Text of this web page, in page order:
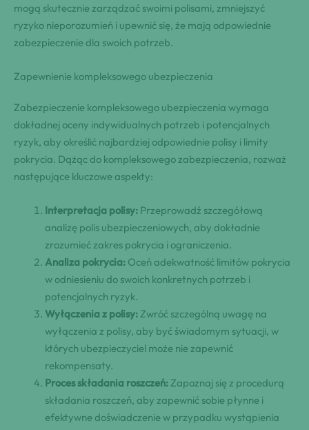
mogą skutecznie zarządzać swoimi polisami, zmniejszyć
ryzyko nieporozumień i upewnić się, że mają odpowiednie
zabezpieczenie dla swoich potrzeb.
Zapewnienie kompleksowego ubezpieczenia
Zabezpieczenie kompleksowego ubezpieczenia wymaga
dokładnej oceny indywidualnych potrzeb i potencjalnych
ryzyk, aby określić najbardziej odpowiednie polisy i limity
pokrycia. Dążąc do kompleksowego zabezpieczenia, rozważ
następujące kluczowe aspekty:
Interpretacja polisy: Przeprowadź szczegółową
analizę polis ubezpieczeniowych, aby dokładnie
zrozumieć zakres pokrycia i ograniczenia.
Analiza pokrycia: Oceń adekwatność limitów pokrycia
w odniesieniu do swoich konkretnych potrzeb i
potencjalnych ryzyk.
Wyłączenia z polisy: Zwróć szczególną uwagę na
wyłączenia z polisy, aby być świadomym sytuacji, w
których ubezpieczyciel może nie zapewnić
rekompensaty.
Proces składania roszczeń: Zapoznaj się z procedurą
składania roszczeń, aby zapewnić sobie płynne i
efektywne doświadczenie w przypadku wystąpienia